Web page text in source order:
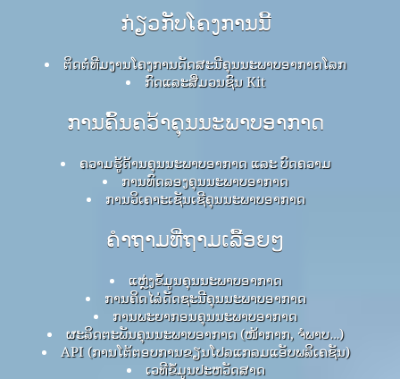
ກ່ຽວກັບໂຄງການນີ້
ຕິດຕໍ່ທີມງານໂຄງການດັດສະນີຄຸນນະພາບອາກາດໂລກ
ກົດ​ແລະ​ສື່​ມວນ​ຊົນ Kit
ການຄົ້ນຄວ້າຄຸນນະພາບອາກາດ
ຄວາມຮູ້ດ້ານຄຸນນະພາບອາກາດ ແລະ ບົດຄວາມ
ການທົດລອງຄຸນນະພາບອາກາດ
ການວິເຄາະເຊັນເຊີຄຸນນະພາບອາກາດ
ຄໍາຖາມທີ່ຖາມເລື້ອຍໆ
ແຫຼ່ງຂໍ້ມູນຄຸນນະພາບອາກາດ
ການຄິດໄລ່ດັດຊະນີຄຸນນະພາບອາກາດ
ການພະຍາກອນຄຸນນະພາບອາກາດ
ຜະລິດຕະພັນຄຸນນະພາບອາກາດ (ໜ້າກາກ, ຈໍພາບ…)
API (ການໂຕ້ຕອບການຂຽນໂປລແກລມແອັບພລິເຄຊັນ)
ເວທີຂໍ້ມູນປະຫວັດສາດ